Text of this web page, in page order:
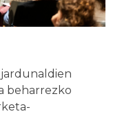
jardunaldien
beharrezko